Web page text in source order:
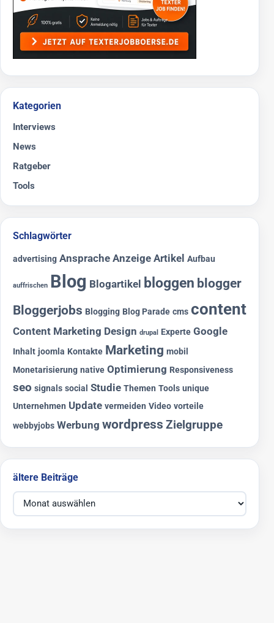
Kategorien
Interviews
News
Ratgeber
Tools
Schlagwörter
advertising Ansprache Anzeige Artikel Aufbau
auffrischen Blog Blogartikel bloggen blogger
Bloggerjobs Blogging Blog Parade cms content
Content Marketing Design drupal Experte Google
Inhalt joomla Kontakte Marketing mobil
Monetarisierung native Optimierung Responsiveness
seo signals social Studie Themen Tools unique
Unternehmen Update vermeiden Video vorteile
webbyjobs Werbung wordpress Zielgruppe
ältere Beiträge
ältere Beiträge